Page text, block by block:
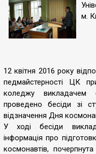
м.
12 квітня 2016 року
педмайстерності ЦК
коледжу викладачем
проведено бесіди зі
відзначення Дня
У ході бесіди
інформація про
космонавтів,